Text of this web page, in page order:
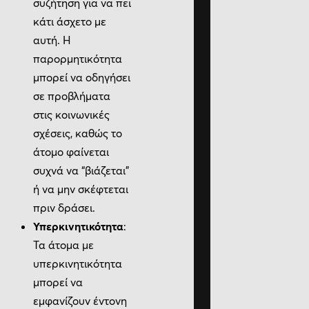
συζήτηση για να πει
κάτι άσχετο με
αυτή. Η
παρορμητικότητα
μπορεί να οδηγήσει
σε προβλήματα
στις κοινωνικές
σχέσεις, καθώς το
άτομο φαίνεται
συχνά να “βιάζεται”
ή να μην σκέφτεται
πριν δράσει.
Υπερκινητικότητα:
Τα άτομα με
υπερκινητικότητα
μπορεί να
εμφανίζουν έντονη